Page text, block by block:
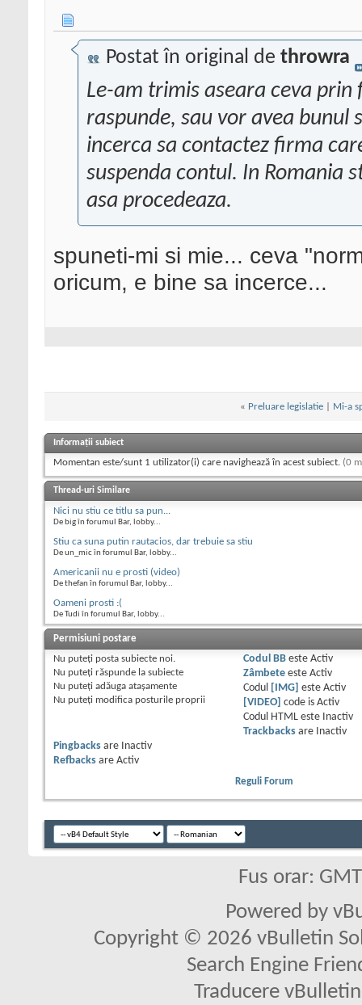
Postat în original de throwra
Le-am trimis aseara ceva
raspunde, sau vor avea bunul
incerca sa contactez firma
suspenda contul. In Romania
asa procedeaza.
spuneti-mi si mie... ceva
oricum, e bine sa incerce...
« Preluare legislatie Mi-a
Informații subiect
Momentan este/sunt 1 utilizator(i) care navighează în acest subiect. (0
Thread-uri Similare
Nici nu stiu ce titlu sa pun...
De big în forumul Bar, lobby...
Stiu ca suna putin rautacios, dar trebuie sa stiu
De un_mic în forumul Bar, lobby...
Americanii nu e prosti (video)
De thefan în forumul Bar, lobby...
Oameni prosti :(
De Tudi în forumul Bar, lobby...
Permisiuni postare
Nu puteţi posta subiecte noi.
Nu puteţi răspunde la subiecte
Nu puteţi adăuga ataşamente
Nu puteţi modifica posturile proprii
Codul BBeste Activ
Zâmbeteeste Activ
Codul
[IMG] este Activ
[VIDEO]
code is Activ
Codul HTML este
Inactiv
Trackbacksare
Inactiv
Pingbacks are
Inactiv
Refbacks are Activ
Reguli Forum
Fus orar:
Powered by
Copyright © 2026 vBulletin
Search Engine
Traducere